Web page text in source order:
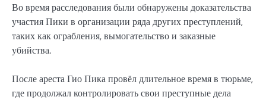
Во время расследования были обнаружены доказательства
участия Пики в организации ряда других преступлений,
таких как ограбления, вымогательство и заказные
убийства.
После ареста Гио Пика провёл длительное время в тюрьме,
где продолжал контролировать свои преступные дела